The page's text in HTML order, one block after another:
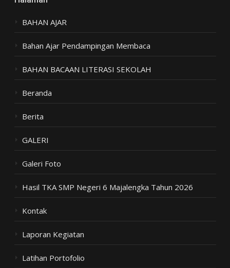
BAHAN AJAR
Bahan Ajar Pendampingan Membaca
BAHAN BACAAN LITERASI SEKOLAH
Beranda
Berita
GALERI
Galeri Foto
Hasil TKA SMP Negeri 6 Majalengka Tahun 2026
Kontak
Laporan Kegiatan
Latihan Portofolio